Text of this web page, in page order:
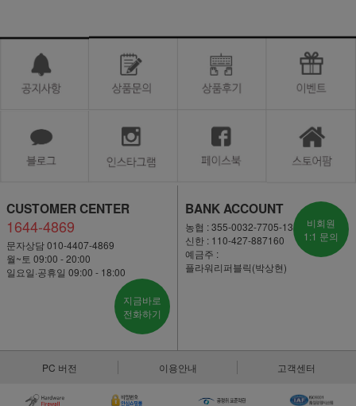
CUSTOMER CENTER
1644-4869
문자상담 010-4407-4869
월~토 09:00 - 20:00
일요일·공휴일 09:00 - 18:00
지금바로
전화하기
BANK ACCOUNT
농협 : 355-0032-7705-13
신한 : 110-427-887160
예금주 :
플라워리퍼블릭(박상현)
비회원
1:1 문의
PC 버전 이용안내 고객센터